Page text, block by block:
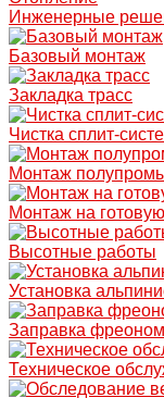
Инженерные
Базовый монтаж
Закладка трасс
Чистка сплит-
Монтаж
Монтаж на
Высотные работы
Установка
Заправка фреоном
Техническое